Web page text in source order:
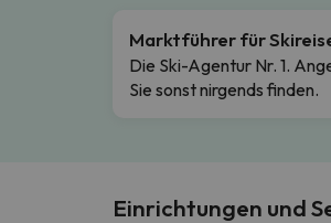
Marktführer für
Die Ski-Agentur Nr. 1.
Sie sonst nirgends finden.
Einrichtungen und